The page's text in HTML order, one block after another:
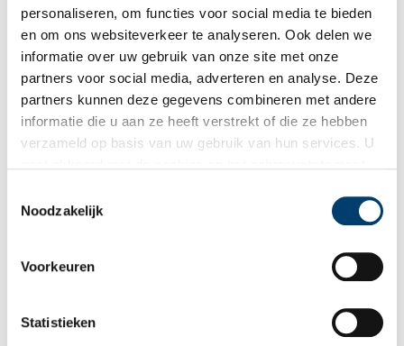
personaliseren, om functies voor social media te bieden
en om ons websiteverkeer te analyseren. Ook delen we
informatie over uw gebruik van onze site met onze
partners voor social media, adverteren en analyse. Deze
partners kunnen deze gegevens combineren met andere
informatie die u aan ze heeft verstrekt of die ze hebben
verzameld op basis van uw gebruik van hun services. U
Noodzakelijk
Voorkeuren
Statistieken
School met de Bijbel. Op hun zondags gekleed poseerden in 1918 leerlingen van
de School met de Bijbel in Nieuw-Vennep voor de fotograaf. De school, die later
Rehobothschool zou heten, stond aan de Veldbloemstraat maar is gesloopt om
Er is geheel geen afwijzing van de kant van de
gemeentebestuurders. Dat blijkt wel uit een ingezonden stuk van